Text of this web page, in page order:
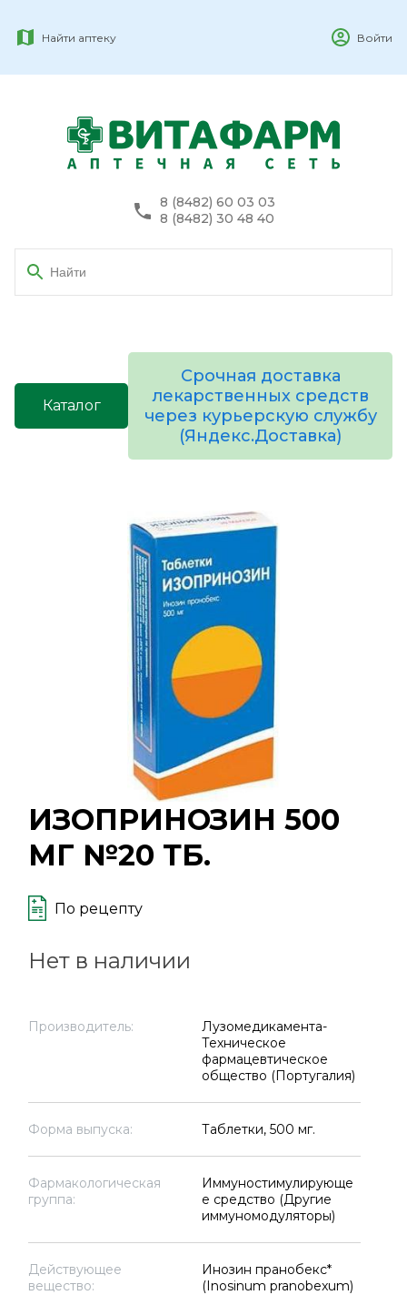
Найти аптеку Войти
8 (8482) 60 03 03
8 (8482) 30 48 40
Каталог
Срочная доставка
лекарственных средств
через курьерскую службу
(Яндекс.Доставка)
ИЗОПРИНОЗИН 500
МГ №20 ТБ.
По рецепту
Нет в наличии
Производитель:
Лузомедикамента-
Техническое
фармацевтическое
общество (Португалия)
Форма выпуска: Таблетки, 500 мг.
Фармакологическая
группа:
Иммуностимулирующе
е средство (Другие
иммуномодуляторы)
Действующее
вещество:
Инозин пранобекс*
(Inosinum pranobexum)